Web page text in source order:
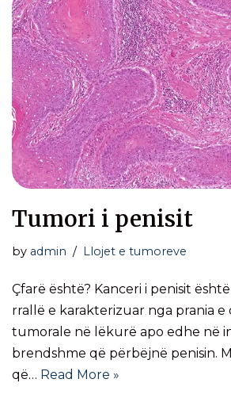
Tumori i penisit
by admin Llojet e tumoreve
Çfarë është? Kanceri i penisit
rrallë e karakterizuar nga prania e
tumorale në lëkurë apo edhe në
brendshme që përbëjnë penisin.
që… Read More »